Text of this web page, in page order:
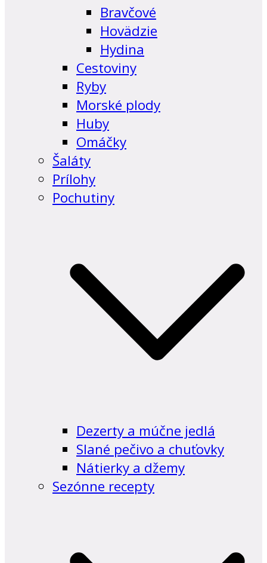
Bravčové
Hovädzie
Hydina
Cestoviny
Ryby
Morské plody
Huby
Omáčky
Šaláty
Prílohy
Pochutiny
Dezerty a múčne jedlá
Slané pečivo a chuťovky
Nátierky a džemy
Sezónne recepty